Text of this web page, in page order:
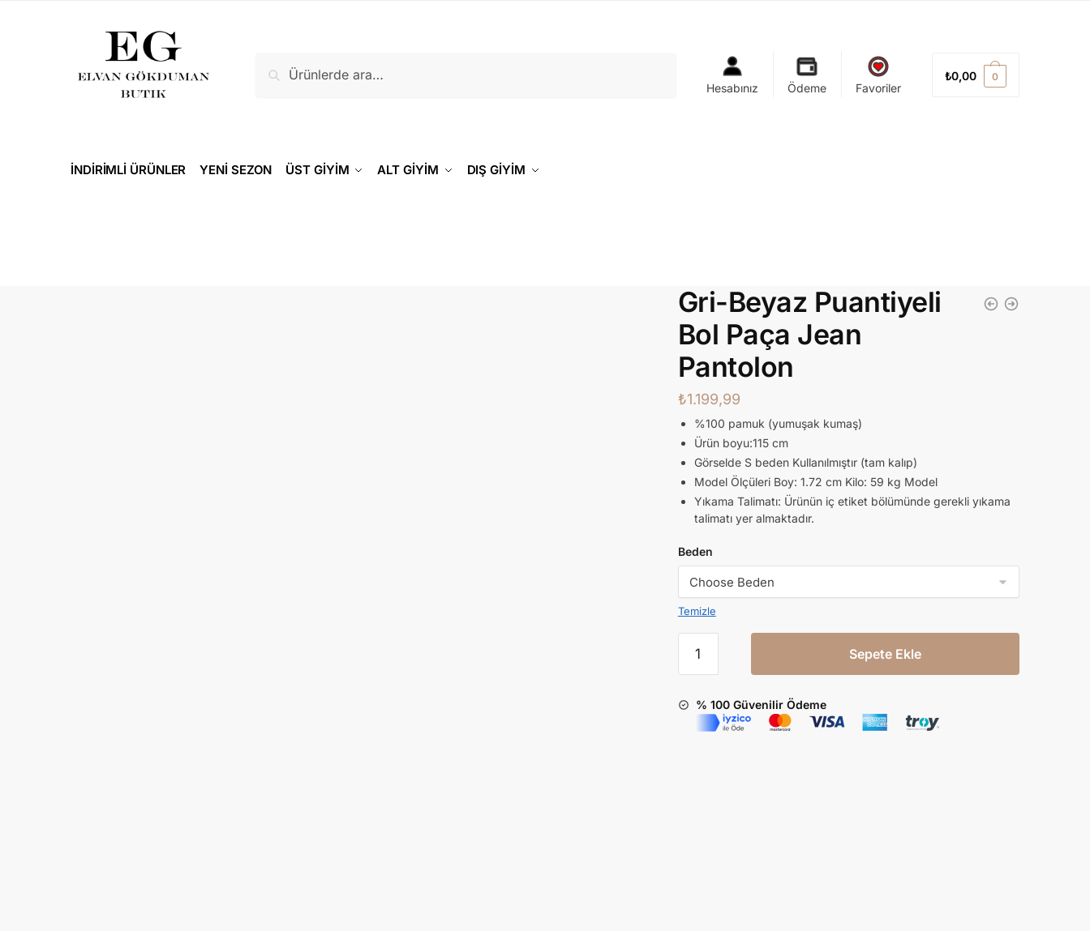
Hesabınız Ödeme Favoriler
₺0,00 0
İNDİRİMLİ ÜRÜNLER YENİ SEZON ÜST GİYİM ALT GİYİM DIŞ GİYİM
Gri-Beyaz Puantiyeli
Bol Paça Jean
Pantolon
₺1.199,99
%100 pamuk (yumuşak kumaş)
Ürün boyu:115 cm
Görselde S beden Kullanılmıştır (tam kalıp)
Model Ölçüleri Boy: 1.72 cm Kilo: 59 kg Model
Yıkama Talimatı: Ürünün iç etiket bölümünde gerekli yıkama
talimatı yer almaktadır.
Beden
Temizle
Sepete Ekle
% 100 Güvenilir Ödeme